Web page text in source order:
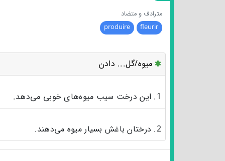
مترادف و متضاد
fleurir
produire
میوه/گل... دادن
1. این درخت سیب میوه‌های خوبی می‌دهد.
2. درختان باغش بسیار میوه می‌دهند.